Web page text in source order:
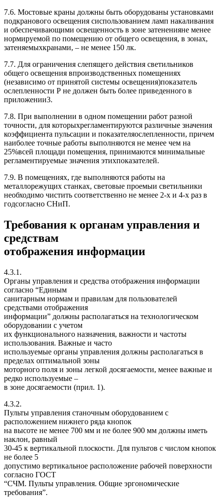
7.6. Мостовые краны должны быть оборудованы установками
подкранового освещения сиспользованием ламп накаливания
и обеспечивающими освещенность в зоне затененияне менее
нормируемой по помещению от общего освещения, в зонах,
затеняемыхкранами, – не менее 150 лк.
7.7. Для ограничения слепящего действия светильников
общего освещения впроизводственных помещениях
(независимо от принятой системы освещения)показатель
ослепленности Р не должен быть более приведенного в
приложении3.
7.8. При выполнении в одном помещении работ разной
точности, для которыхрегламентируются различные значения
коэффициента пульсации и показателяослепленности, причем
наиболее точные работы выполняются не менее чем на
25%всей площади помещения, принимаются минимальные
регламентируемые значения этихпоказателей.
7.9. В помещениях, где выполняются работы на
металлорежущих станках, световые проемыи светильники
необходимо чистить соответственно не менее 2-х и 4-х раз в
годсогласно СНиП.
Требования к органам управления и
средствам
отображения информации
4.3.1.
Органы управления и средства отображения информации
согласно “Единым
санитарным нормам и правилам для пользователей
средствами отображения
информации” должны располагаться на технологическом
оборудовании с учетом
их функционального назначения, важности и частоты
использования. Важные и часто
используемые органы управления должны располагаться в
пределах оптимальной зоны
моторного поля и зоны легкой досягаемости, менее важные и
редко используемые –
в зоне досягаемости (прил. 1).
4.3.2.
Пульты управления станочным оборудованием с
расположением нижнего ряда кнопок
на высоте не менее 700 мм и не более 900 мм должны иметь
наклон, равный
30-45 к вертикальной плоскости. Для пультов с числом кнопок
не более 5
допустимо вертикальное расположение рабочей поверхности
согласно ГОСТ
“СЧМ. Пульты управления. Общие эргономические
требования”.